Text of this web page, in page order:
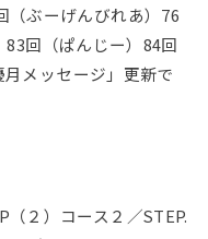
（ぶーげんびれあ）76
回（ぱんじー）84回
月メッセージ」更新で
（２）コース２／STEP.